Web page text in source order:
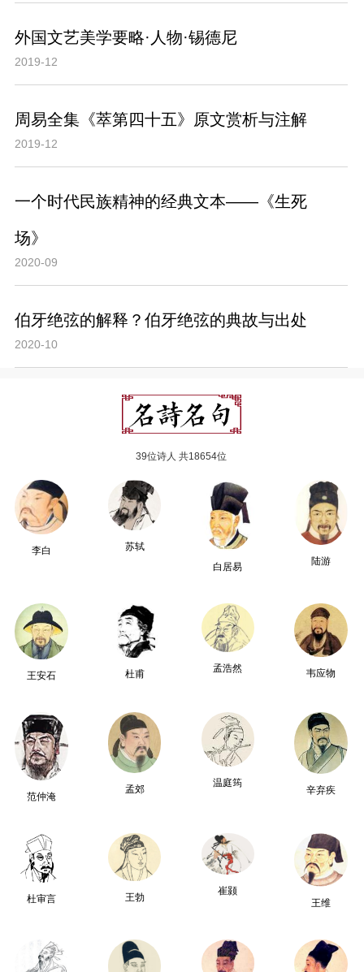
外国文艺美学要略·人物·锡德尼
2019-12
周易全集《萃第四十五》原文赏析与注解
2019-12
一个时代民族精神的经典文本——《生死
场》
2020-09
伯牙绝弦的解释？伯牙绝弦的典故与出处
2020-10
39位诗人 共18654位
李白
苏轼
白居易
陆游
王安石 杜甫
孟浩然 韦应物
范仲淹
孟郊
温庭筠
辛弃疾
杜审言 王勃
崔颢
王维